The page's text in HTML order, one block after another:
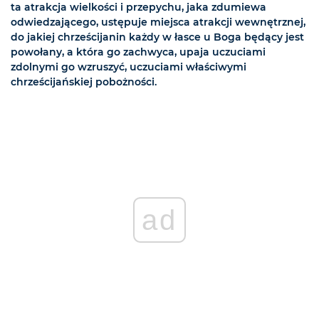
ta atrakcja wielkości i przepychu, jaka zdumiewa
odwiedzającego, ustępuje miejsca atrakcji wewnętrznej,
do jakiej chrześcijanin każdy w łasce u Boga będący jest
powołany, a która go zachwyca, upaja uczuciami
zdolnymi go wzruszyć, uczuciami właściwymi
chrześcijańskiej pobożności.
ad